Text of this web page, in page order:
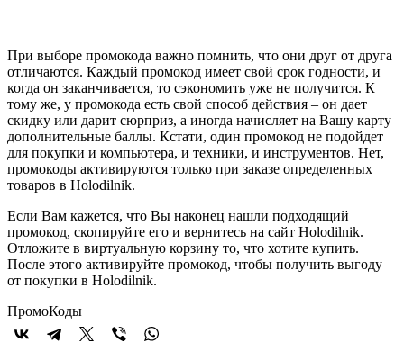
При выборе промокода важно помнить, что они друг от друга
отличаются. Каждый промокод имеет свой срок годности, и
когда он заканчивается, то сэкономить уже не получится. К
тому же, у промокода есть свой способ действия – он дает
скидку или дарит сюрприз, а иногда начисляет на Вашу карту
дополнительные баллы. Кстати, один промокод не подойдет
для покупки и компьютера, и техники, и инструментов. Нет,
промокоды активируются только при заказе определенных
товаров в Holodilnik.
Если Вам кажется, что Вы наконец нашли подходящий
промокод, скопируйте его и вернитесь на сайт Holodilnik.
Отложите в виртуальную корзину то, что хотите купить.
После этого активируйте промокод, чтобы получить выгоду
от покупки в Holodilnik.
ПромоКоды